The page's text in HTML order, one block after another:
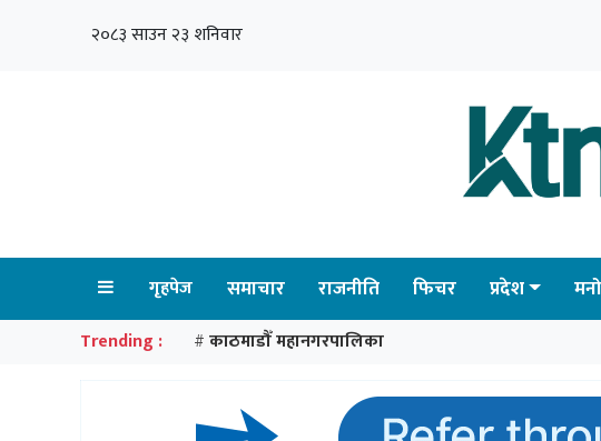
२०८३ साउन २३ शनिवार
गृहपेज समाचार राजनीति फिचर प्रदेश
Trending : # काठमाडौँ महानगरपालिका